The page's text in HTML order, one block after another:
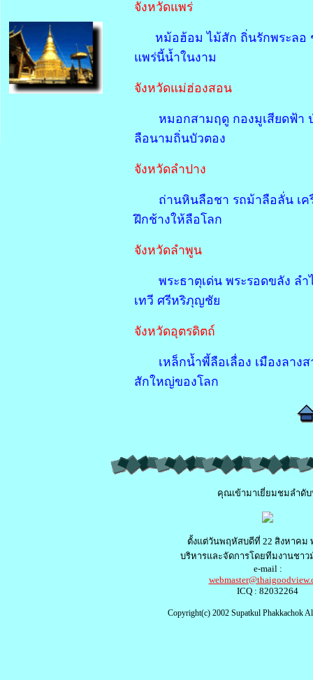
จังหวัดแพร่
หม้อฮ้อม ไม้สัก ถิ่นรักพระลอ
แพร่นี้น้ำในงาม
จังหวัดแม่ฮ่องสอน
หมอกสามฤดู กองมูเสียดฟ้า
ลือนามถิ่นบัวตอง
จังหวัดลำปาง
ถ่านหินลือชา รถม้าลือลั่น เ
ฝึกช้างให้ลือโลก
จังหวัดลำพูน
พระธาตุเด่น พระรอดขลัง ล
เทวี ศรีหริภุญชัย
จังหวัดอุตรดิตถ์
เหล็กน้ำพี้ลือเลื่อง เมืองลา
สักใหญ่ของโลก
คุณเข้ามาเยี่ยมชมลำดั
ตั้งแต่วันพฤหัสบดีที่ 22 สิงหาคม
บริหารและจัดการโดยทีมงานชา
e-mail :
ICQ : 82032264
Copyright(c) 2002 Supatkul Phakkachok